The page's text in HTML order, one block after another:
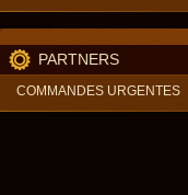
PARTNERS
COMMANDES URGENTES